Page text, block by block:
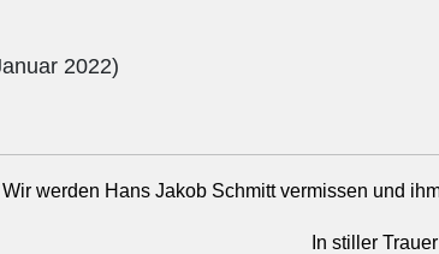
2022)
Wir werden Hans Jakob Schmitt vermissen und
In stiller Trauer